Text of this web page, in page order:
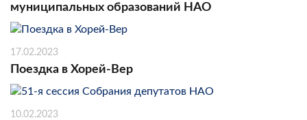
муниципальных образований НАО
17.02.2023
Поездка в Хорей-Вер
10.02.2023